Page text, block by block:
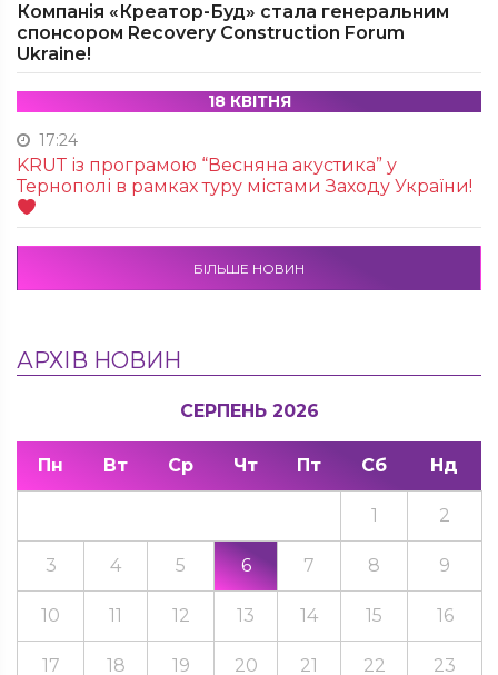
Компанія «Креатор-Буд» стала генеральним
спонсором Recovery Construction Forum
Ukraine!
18 КВІТНЯ
17:24
KRUТ із програмою “Весняна акустика” у
Тернополі в рамках туру містами Заходу України!
БІЛЬШЕ НОВИН
АРХІВ НОВИН
СЕРПЕНЬ 2026
Пн Вт Ср Чт Пт Сб Нд
1 2
3 4 5 6 7 8 9
10 11 12 13 14 15 16
17 18 19 20 21 22 23